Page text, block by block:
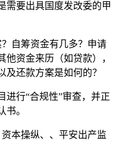
需要出具国度发改委的甲
自筹资金有几多？申请
资金来历（如贷款），
还款方案是如何的？
行“合规性”审查，并正
书。
本操纵、、平安出产监